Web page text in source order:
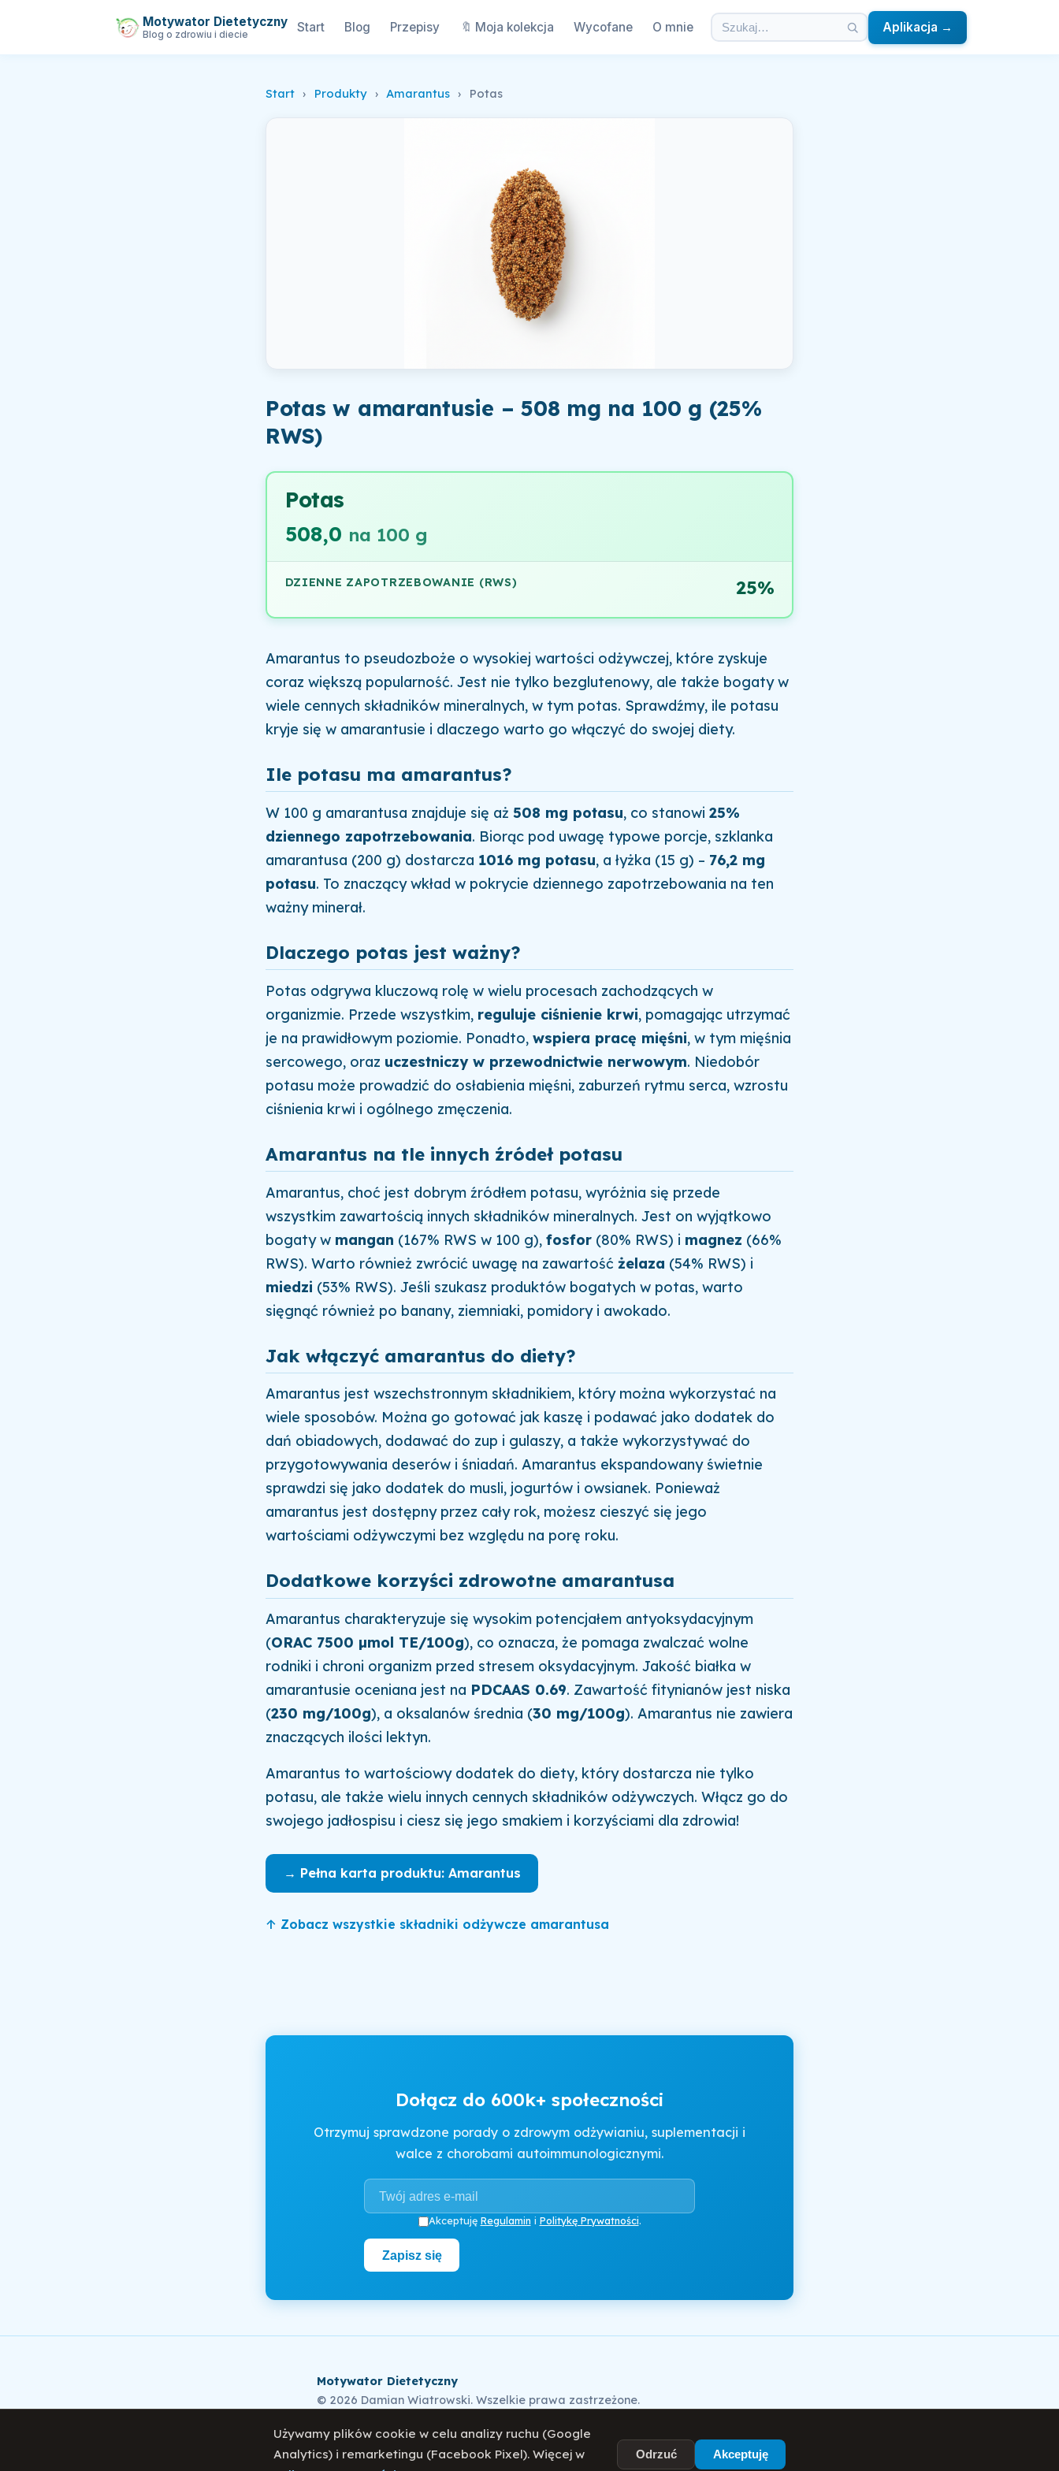
Motywator Dietetyczny
Blog o zdrowiu i diecie Start Blog Przepisy 🔖 Moja kolekcja Wycofane O mnie Aplikacja →
Start › Produkty › Amarantus › Potas
Potas w amarantusie – 508 mg na 100 g (25%
RWS)
Potas
508,0 na 100 g
DZIENNE ZAPOTRZEBOWANIE (RWS) 25%
Amarantus to pseudozboże o wysokiej wartości odżywczej, które zyskuje
coraz większą popularność. Jest nie tylko bezglutenowy, ale także bogaty w
wiele cennych składników mineralnych, w tym potas. Sprawdźmy, ile potasu
kryje się w amarantusie i dlaczego warto go włączyć do swojej diety.
Ile potasu ma amarantus?
W 100 g amarantusa znajduje się aż 508 mg potasu, co stanowi 25%
dziennego zapotrzebowania. Biorąc pod uwagę typowe porcje, szklanka
amarantusa (200 g) dostarcza 1016 mg potasu, a łyżka (15 g) – 76,2 mg
potasu. To znaczący wkład w pokrycie dziennego zapotrzebowania na ten
ważny minerał.
Dlaczego potas jest ważny?
Potas odgrywa kluczową rolę w wielu procesach zachodzących w
organizmie. Przede wszystkim, reguluje ciśnienie krwi, pomagając utrzymać
je na prawidłowym poziomie. Ponadto, wspiera pracę mięśni, w tym mięśnia
sercowego, oraz uczestniczy w przewodnictwie nerwowym. Niedobór
potasu może prowadzić do osłabienia mięśni, zaburzeń rytmu serca, wzrostu
ciśnienia krwi i ogólnego zmęczenia.
Amarantus na tle innych źródeł potasu
Amarantus, choć jest dobrym źródłem potasu, wyróżnia się przede
wszystkim zawartością innych składników mineralnych. Jest on wyjątkowo
bogaty w mangan (167% RWS w 100 g), fosfor (80% RWS) i magnez (66%
RWS). Warto również zwrócić uwagę na zawartość żelaza (54% RWS) i
miedzi (53% RWS). Jeśli szukasz produktów bogatych w potas, warto
sięgnąć również po banany, ziemniaki, pomidory i awokado.
Jak włączyć amarantus do diety?
Amarantus jest wszechstronnym składnikiem, który można wykorzystać na
wiele sposobów. Można go gotować jak kaszę i podawać jako dodatek do
dań obiadowych, dodawać do zup i gulaszy, a także wykorzystywać do
przygotowywania deserów i śniadań. Amarantus ekspandowany świetnie
sprawdzi się jako dodatek do musli, jogurtów i owsianek. Ponieważ
amarantus jest dostępny przez cały rok, możesz cieszyć się jego
wartościami odżywczymi bez względu na porę roku.
Dodatkowe korzyści zdrowotne amarantusa
Amarantus charakteryzuje się wysokim potencjałem antyoksydacyjnym
(ORAC 7500 µmol TE/100g), co oznacza, że pomaga zwalczać wolne
rodniki i chroni organizm przed stresem oksydacyjnym. Jakość białka w
amarantusie oceniana jest na PDCAAS 0.69. Zawartość fitynianów jest niska
(230 mg/100g), a oksalanów średnia (30 mg/100g). Amarantus nie zawiera
znaczących ilości lektyn.
Amarantus to wartościowy dodatek do diety, który dostarcza nie tylko
potasu, ale także wielu innych cennych składników odżywczych. Włącz go do
swojego jadłospisu i ciesz się jego smakiem i korzyściami dla zdrowia!
→ Pełna karta produktu: Amarantus
↑ Zobacz wszystkie składniki odżywcze amarantusa
Dołącz do 600k+ społeczności
Otrzymuj sprawdzone porady o zdrowym odżywianiu, suplementacji i
walce z chorobami autoimmunologicznymi.
Akceptuję Regulamin i Politykę Prywatności.
Zapisz się
Motywator Dietetyczny
© 2026 Damian Wiatrowski. Wszelkie prawa zastrzeżone.
Polityka PrywatnościRegulamin O mnieBlog
Używamy plików cookie w celu analizy ruchu (Google
Analytics) i remarketingu (Facebook Pixel). Więcej w
Odrzuć Akceptuję